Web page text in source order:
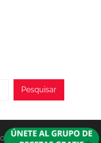
Pesquisar
by ThemeZee.